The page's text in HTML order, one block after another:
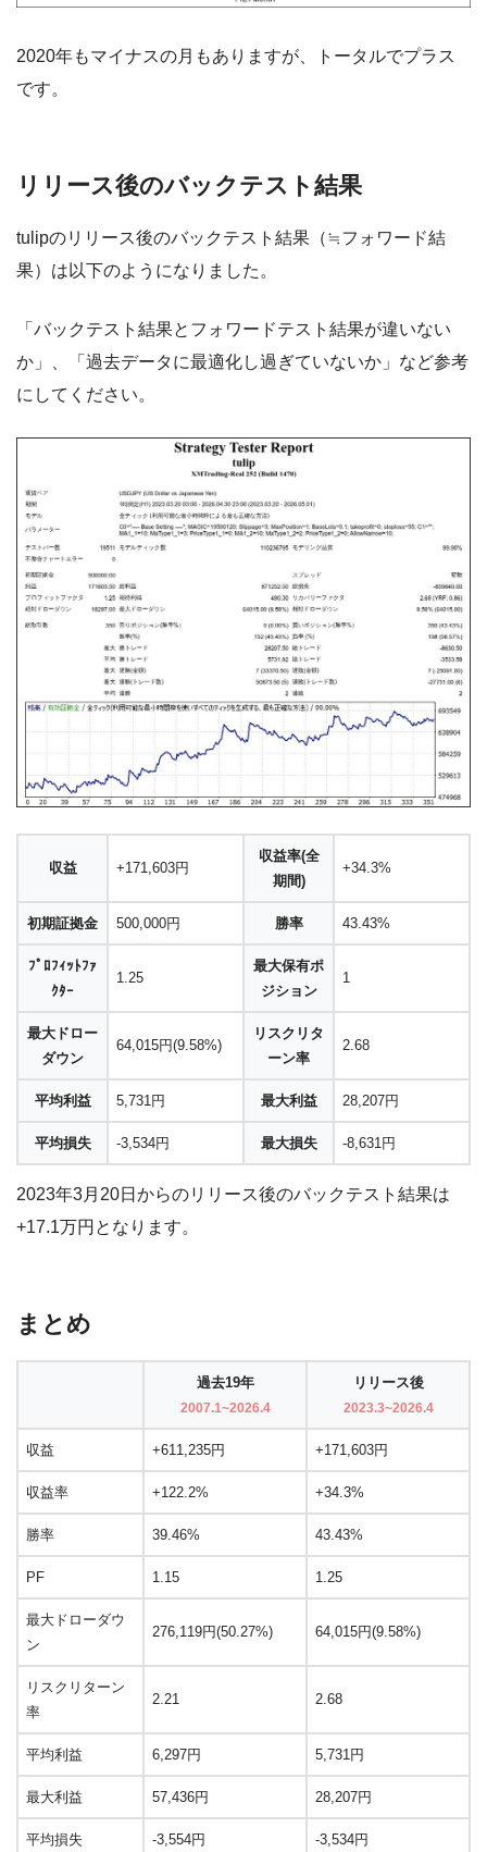
2020年もマイナスの月もありますが、トータルでプラス
です。
リリース後のバックテスト結果
tulipのリリース後のバックテスト結果（≒フォワード結
果）は以下のようになりました。
「バックテスト結果とフォワードテスト結果が違いない
か」、「過去データに最適化し過ぎていないか」など参考
にしてください。
収益 +171,603円
収益率(全
期間)
+34.3%
初期証拠金 500,000円 勝率 43.43%
ﾌﾟﾛﾌｨｯﾄﾌｧ
ｸﾀｰ
1.25
最大保有ポ
ジション
1
最大ドロー
ダウン
64,015円(9.58%)
リスクリタ
ーン率
2.68
平均利益 5,731円 最大利益 28,207円
平均損失 -3,534円 最大損失 -8,631円
2023年3月20日からのリリース後のバックテスト結果は
+17.1万円となります。
まとめ
過去19年
2007.1~2026.4
リリース後
2023.3~2026.4
収益 +611,235円 +171,603円
収益率 +122.2% +34.3%
勝率 39.46% 43.43%
PF 1.15 1.25
最大ドローダウ
ン
276,119円(50.27%) 64,015円(9.58%)
リスクリターン
率
2.21 2.68
平均利益 6,297円 5,731円
最大利益 57,436円 28,207円
平均損失 -3,554円 -3,534円